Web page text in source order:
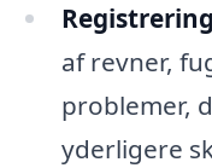
af revner,
problemer,
yderligere